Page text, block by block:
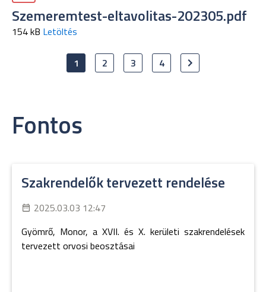
Szemeremtest-eltavolitas-202305.pdf
154 kB Letöltés
1 2 3 4
Fontos
Szakrendelők tervezett rendelése
2025.03.03 12:47
Gyömrő, Monor, a XVII. és X. kerületi szakrendelések
tervezett orvosi beosztásai